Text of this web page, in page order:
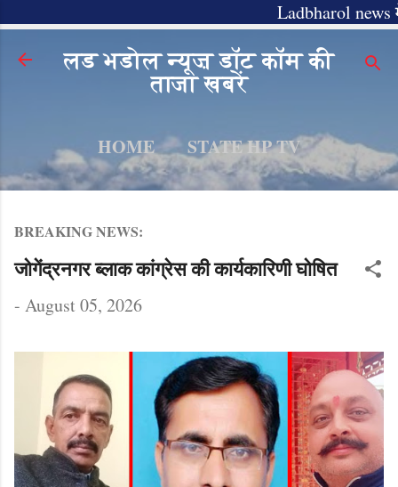
Ladbharol news में
Skip to main content
लड भडोल न्यूज़ डॉट कॉम की
ताजा खबरें
HOME
STATE HP TV
MORE…
LADBHAROLNEWS.COM
BREAKING NEWS:
जोगेंद्रनगर ब्लाक कांग्रेस की कार्यकारिणी घोषित
- August 05, 2026